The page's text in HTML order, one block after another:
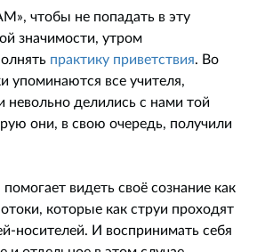
чтобы не попадать в эту
значимости, утром
практику приветствия. Во
упоминаются все учителя,
невольно делились с нами той
они, в свою очередь, получили
видеть своё сознание как
которые как струи проходят
носителей. И воспринимать себя